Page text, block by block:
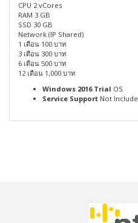
CPU 2 vCores
RAM 3 GB
SSD 30 GB
Network (IP Shared)
1 เดือน 100 บาท
3 เดือน 300 บาท
6 เดือน 500 บาท
12 เดือน 1,000 บาท
Windows 2016 Trial OS
Service Support Not Include